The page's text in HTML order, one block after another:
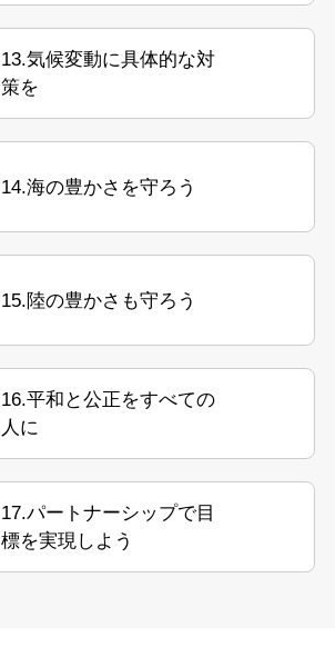
13.気候変動に具体的な対
策を
14.海の豊かさを守ろう
15.陸の豊かさも守ろう
16.平和と公正をすべての
人に
17.パートナーシップで目
標を実現しよう